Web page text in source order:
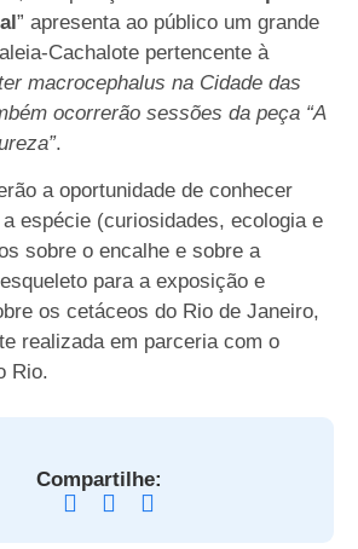
” apresenta ao público um grande
Cachalote pertencente à
macrocephalus na Cidade das
ocorrerão sessões da peça “A
.
a oportunidade de conhecer
espécie (curiosidades, ecologia e
sobre o encalhe e sobre a
para a exposição e
os cetáceos do Rio de Janeiro,
realizada em parceria com o
Rio.
Compartilhe: